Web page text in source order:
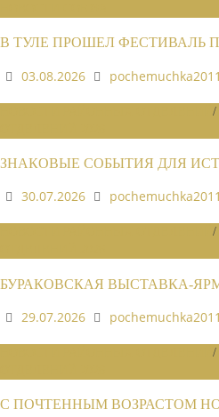
В ТУЛЕ ПРОШЕЛ ФЕСТИВАЛЬ
03.08.2026
pochemuchka2011
/
ЗНАКОВЫЕ СОБЫТИЯ ДЛЯ
30.07.2026
pochemuchka2011
/
БУРАКОВСКАЯ ВЫСТАВКА-
29.07.2026
pochemuchka2011
/
С ПОЧТЕННЫМ ВОЗРАСТОМ